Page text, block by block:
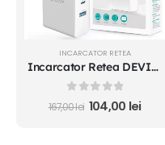
INCARCATOR RETEA
Incarcator Retea DEVIA Extreme Speed 100W 5A 1 x USB-A - 3 x USB-C Alb
out of 5
167,00lei 104,00 lei